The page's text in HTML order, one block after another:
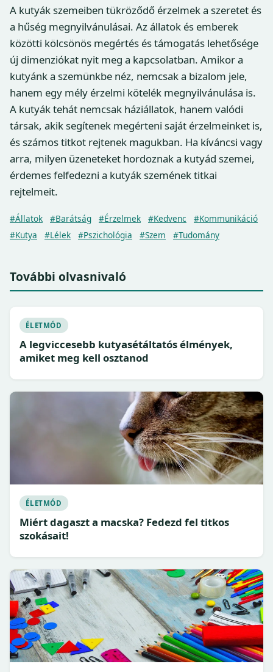
A kutyák szemeiben tükröződő érzelmek a szeretet és
a hűség megnyilvánulásai. Az állatok és emberek
közötti kölcsönös megértés és támogatás lehetősége
új dimenziókat nyit meg a kapcsolatban. Amikor a
kutyánk a szemünkbe néz, nemcsak a bizalom jele,
hanem egy mély érzelmi kötelék megnyilvánulása is.
A kutyák tehát nemcsak háziállatok, hanem valódi
társak, akik segítenek megérteni saját érzelmeinket is,
és számos titkot rejtenek magukban. Ha kíváncsi vagy
arra, milyen üzeneteket hordoznak a kutyád szemei,
érdemes felfedezni a kutyák szemének titkai
rejtelmeit.
#Állatok #Barátság #Érzelmek #Kedvenc
#Kommunikáció
#Kutya
#Lélek #Pszichológia #Szem #Tudomány
További olvasnivaló
ÉLETMÓD
A legviccesebb kutyasétáltatós élmények,
amiket meg kell osztanod
ÉLETMÓD
Miért dagaszt a macska? Fedezd fel titkos
szokásait!